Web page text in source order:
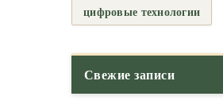
цифровые технологии
Свежие записи